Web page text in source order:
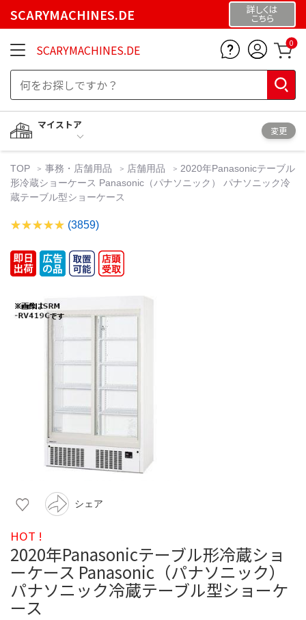
SCARYMACHINES.DE 詳しくは
こちら
SCARYMACHINES.DE 0
マイストア
変更
TOP 事務・店舗用品 店舗用品
2020年Panasonicテーブル
形冷蔵ショーケース Panasonic（パナソニック） パナソニック冷
蔵テーブル型ショーケース
(3859)
シェア
HOT !
2020年Panasonicテーブル形冷蔵ショ
ーケース Panasonic（パナソニック）
パナソニック冷蔵テーブル型ショーケ
ース